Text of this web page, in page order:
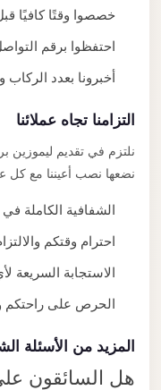
خصصوا وقتًا كافيًا
احتفظوا برقم
أخبرونا بعدد الركاب
التزامنا تجاه عملائنا
نلتزم في تقديم ليموزين
نضعها نصب أعيننا مع كل
الشفافية الكاملة
احترام وقتكم
الاستجابة السريعة
الحرص على راحتكم
المزيد من الأسئلة
هل السائقون